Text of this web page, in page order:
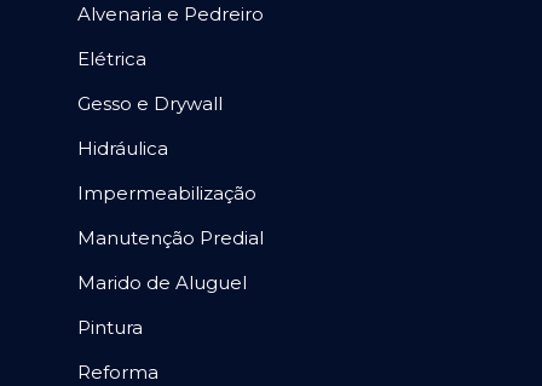
Alvenaria e Pedreiro
Elétrica
Gesso e Drywall
Hidráulica
Impermeabilização
Manutenção Predial
Marido de Aluguel
Pintura
Reforma